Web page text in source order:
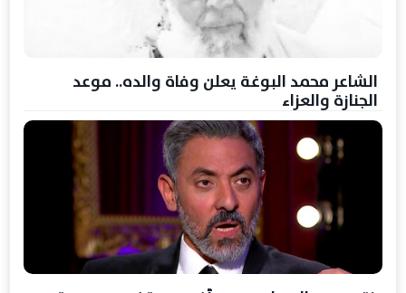
الشاعر محمد البوغة يعلن وفاة والده.. موعد
الجنازة والعزاء